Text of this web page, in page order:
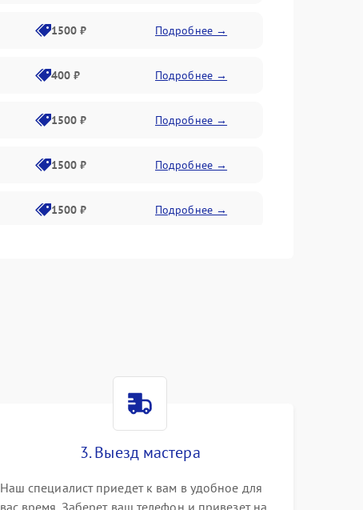
1500 ₽ Подробнее →
400 ₽ Подробнее →
1500 ₽ Подробнее →
1500 ₽ Подробнее →
1500 ₽ Подробнее →
3. Выезд мастера
Наш специалист приедет к вам в удобное для
вас время. Заберет ваш телефон и привезет на